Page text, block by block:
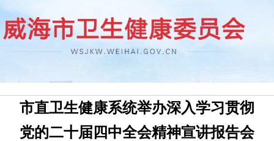
市直卫生健康系统举办深入学习贯彻
党的二十届四中全会精神宣讲报告会